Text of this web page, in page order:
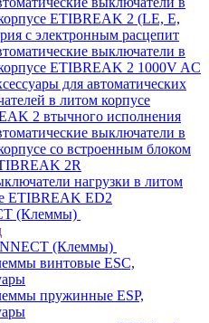
ETIBREAK 2 (LE, E,
с электронным расцепит
выключатели в
ETIBREAK 2 1000V AC
для автоматических
в литом корпусе
2 втычного исполнения
выключатели в
со встроенным блоком
2R
нагрузки в литом
ETIBREAK ED2
(Клеммы)
(Клеммы)
винтовые ESC,
пружинные ESP,